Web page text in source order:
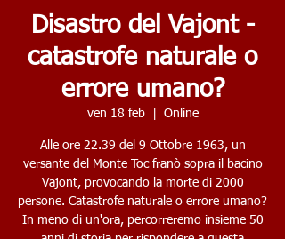
Disastro del Vajont -
catastrofe naturale o
errore umano?
ven 18 feb
  |
Online
Alle ore 22.39 del 9 Ottobre 1963, un
versante del Monte Toc franò sopra il bacino
Vajont, provocando la morte di 2000
persone. Catastrofe naturale o errore umano?
In meno di un'ora, percorreremo insieme 50